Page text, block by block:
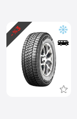
- %
3